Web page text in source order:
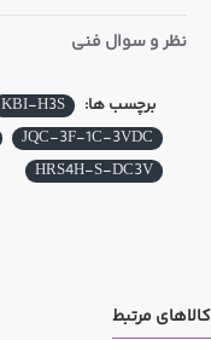
نظر و سوال فنی
برچسب ها: KBI-H3S
JQC-3F-1C-3VDC
HRS4H-S-DC3V
کالاهای مرتبط